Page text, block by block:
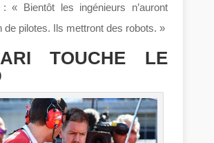
: « Bientôt les ingénieurs n’auront
de pilotes. Ils mettront des robots. »
TOUCHE LE